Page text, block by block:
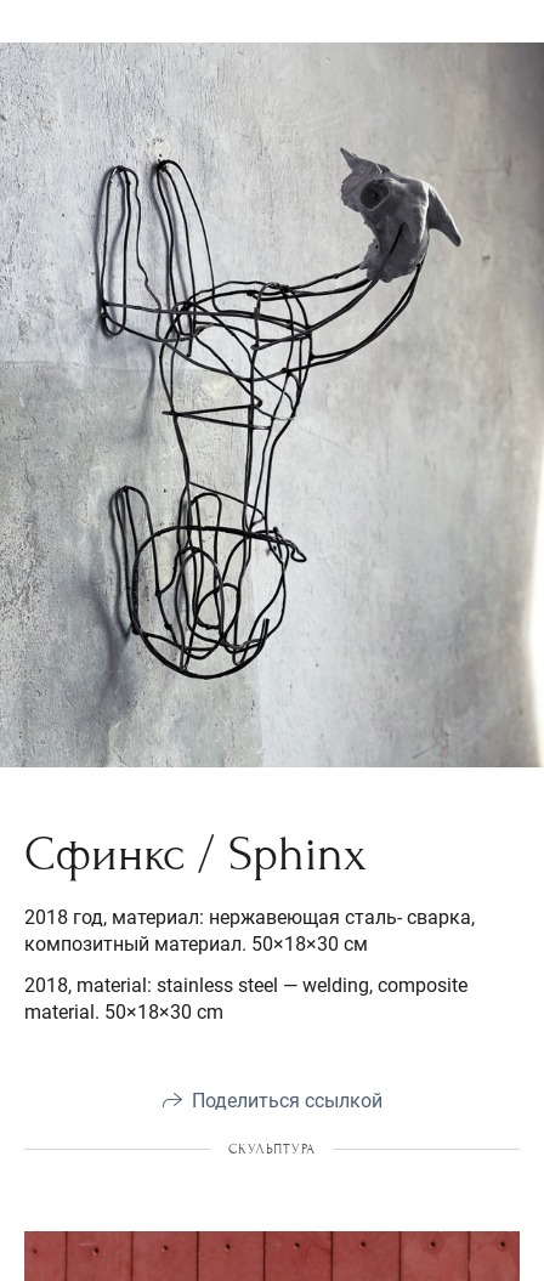
Сфинкс / Sphinx
2018 год, материал: нержавеющая сталь- сварка,
композитный материал. 50×18×30 см
2018, material: stainless steel — welding, composite
material. 50×18×30 cm
Поделиться ссылкой
СКУЛЬПТУРА